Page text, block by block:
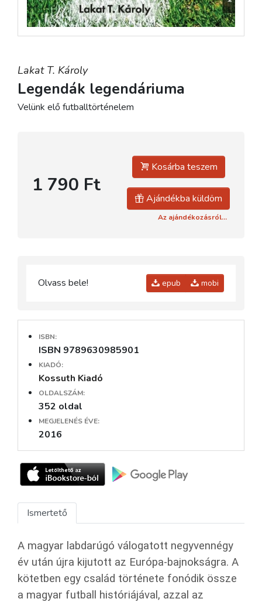
Lakat T. Károly
Legendák legendáriuma
Velünk elő futballtörténelem
1 790 Ft
Kosárba teszem
Ajándékba küldöm
Az ajándékozásról...
Olvass bele! epub mobi
ISBN:
ISBN 9789630985901
KIADÓ:
Kossuth Kiadó
OLDALSZÁM:
352 oldal
MEGJELENÉS ÉVE:
2016
Ismertető
A magyar labdarúgó válogatott negyvennégy
év után újra kijutott az Európa-bajnokságra. A
kötetben egy család története fonódik össze
a magyar futball históriájával, azzal az